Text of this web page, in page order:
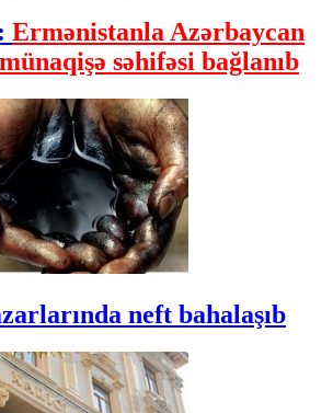
Ermənistanla Azərbaycan
səhifəsi bağlanıb
neft bahalaşıb